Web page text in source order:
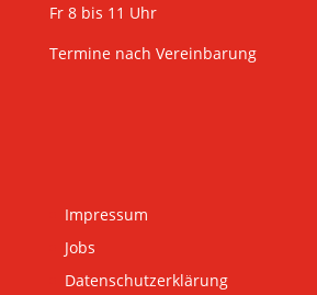
Fr 8 bis 11 Uhr
Termine nach Vereinbarung
Impressum
Jobs
Datenschutzerklärung